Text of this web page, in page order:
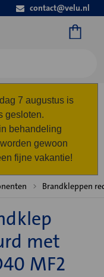
contact@velu.nl
7 augustus is
gesloten.
behandeling
gewoon
fijne vakantie!
Brandkleppen
met
MF2